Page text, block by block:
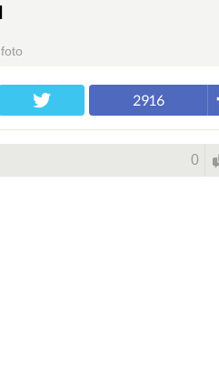
foto
2916
0